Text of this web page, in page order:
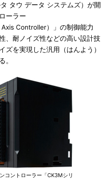
タウ データ システムズ）が開
ーラー
Controller）」の制御能力
、耐ノイズ性などの高い設計技
ズを実現した汎用（はんよう）
。
コントローラー「CK3Mシリ